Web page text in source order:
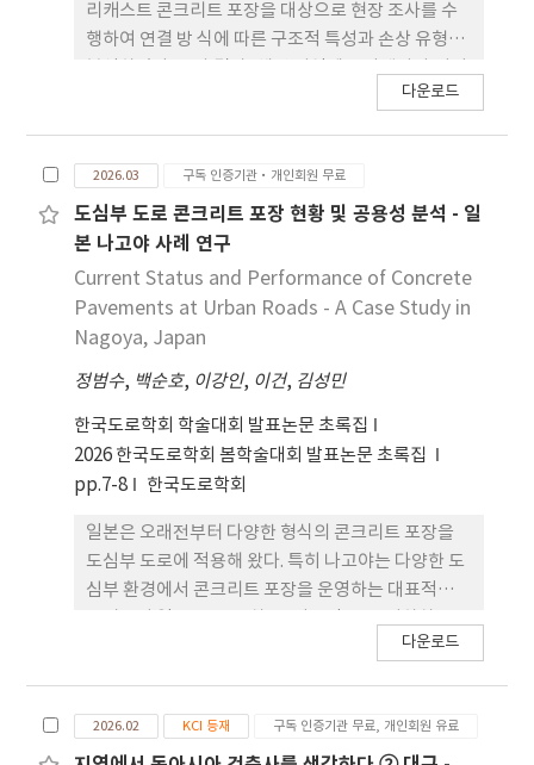
리캐스트 콘크리트 포장을 대상으로 현장 조사를 수
행하여 연결 방 식에 따른 구조적 특성과 손상 유형을
바를 이용한 연결 방식과 코터 식 조인트 방식이 적용
포장의 손상이 나타났으며 코터식 조인트 방식에서는
그라우트 홀 주변의 미세 파손만이 확인되었다. 본 연
구에서 확 인된 손상은 포장의 구조적 성능 및 주행 안
전성에 영향을 미치지 않는 경미한 수준으로 분석되
었다. 또한, 프리캐스트 슬 래브 간 단차는 관찰되지
않아 평탄성이 우수한 것으로 판단되었으며 이는 도
심지 콘크리트 포장의 장기공용성 확보에 긍정 적으
로 작용할 것으로 기대된다.
다운로드
2026.03 구독 인증기관·개인회원 무료
도심부 도로 콘크리트 포장 현황 및 공용성 분석 - 일
본 나고야 사례 연구
Current Status and Performance of Concrete
Pavements at Urban Roads - A Case Study in
Nagoya, Japan
정범수, 백순호, 이강인, 이건, 김성민
한국도로학회 학술대회 발표논문 초록집
2026 한국도로학회 봄학술대회 발표논문 초록집
pp.7-8
한국도로학회
일본은 오래전부터 다양한 형식의 콘크리트 포장을
도심부 도로에 적용해 왔다. 특히 나고야는 다양한 도
심부 환경에서 콘크리트 포장을 운영하는 대표적인
등 다양한 도심부 구간에 콘크리트 포장을 적용하고
한 영향을 분석하였다. 현장 조사 결과, 교차로 구간에
다운로드
2026.02 KCI 등재 구독 인증기관 무료, 개인회원 유료